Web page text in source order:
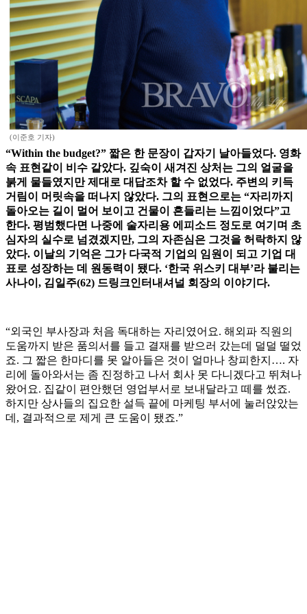
(이준호 기자)
“Within the budget?” 짧은 한 문장이 갑자기 날아들었다. 영화
속 표현같이 비수 같았다. 깊숙이 새겨진 상처는 그의 얼굴을
붉게 물들였지만 제대로 대답조차 할 수 없었다. 주변의 키득
거림이 머릿속을 떠나지 않았다. 그의 표현으로는 “자리까지
돌아오는 길이 멀어 보이고 건물이 흔들리는 느낌이었다”고
한다. 평범했다면 나중에 술자리용 에피소드 정도로 여기며 초
심자의 실수로 넘겼겠지만, 그의 자존심은 그것을 허락하지 않
았다. 이날의 기억은 그가 다국적 기업의 임원이 되고 기업 대
표로 성장하는 데 원동력이 됐다. ‘한국 위스키 대부’라 불리는
사나이, 김일주(62) 드링크인터내셔널 회장의 이야기다.
“외국인 부사장과 처음 독대하는 자리였어요. 해외파 직원의
도움까지 받은 품의서를 들고 결재를 받으러 갔는데 덜덜 떨었
죠. 그 짧은 한마디를 못 알아들은 것이 얼마나 창피한지…. 자
리에 돌아와서는 좀 진정하고 나서 회사 못 다니겠다고 뛰쳐나
왔어요. 집같이 편안했던 영업부서로 보내달라고 떼를 썼죠.
하지만 상사들의 집요한 설득 끝에 마케팅 부서에 눌러앉았는
데, 결과적으로 제게 큰 도움이 됐죠.”